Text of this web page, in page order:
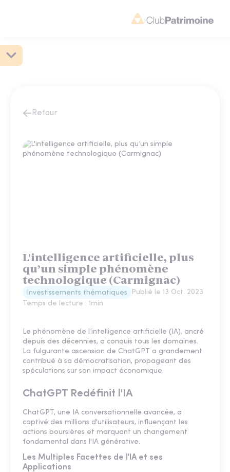
Retour
L'intelligence artificielle, plus
qu’un simple phénomène
technologique (Carmignac)
Investissements thématiques Publié le 13 Oct. 2023
Temps de lecture : 1min
Le phénomène de l’intelligence artificielle (IA), ancré
depuis des décennies, a conquis tous les domaines.
La fulgurante ascension de ChatGPT a grandement
contribué à sa démocratisation, propageant des
spéculations sur son impact économique.
ChatGPT Redéfinit l'IA
ChatGPT, une IA conversationnelle avancée, a
captivé des millions d'utilisateurs, influençant les
actions boursières et marquant un changement
fondamental dans l'IA générative.
Les Multiples Facettes de l'IA et ses
Applications